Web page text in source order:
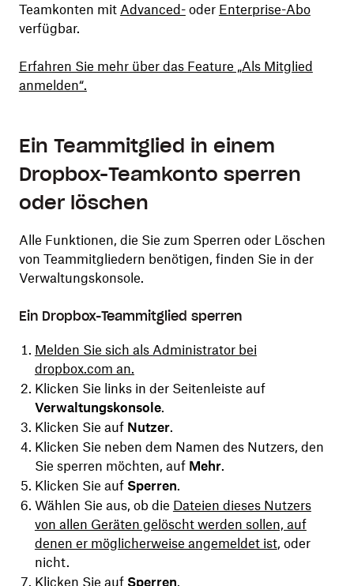
Teamkonten mit Advanced-oder Enterprise-Abo
verfügbar.
Erfahren Sie mehr über das Feature „Als Mitglied
anmelden“.
Ein Teammitglied in einem
Dropbox-Teamkonto sperren
oder löschen
Alle Funktionen, die Sie zum Sperren oder Löschen
von Teammitgliedern benötigen, finden Sie in der
Verwaltungskonsole.
Ein Dropbox-Teammitglied sperren
Melden Sie sich als Administrator bei
dropbox.com an.
Klicken Sie links in der Seitenleiste auf
Verwaltungskonsole.
Klicken Sie auf Nutzer.
Klicken Sie neben dem Namen des Nutzers, den
Sie sperren möchten, auf Mehr.
Klicken Sie auf Sperren.
Wählen Sie aus, ob die Dateien dieses Nutzers
von allen Geräten gelöscht werden sollen, auf
denen er möglicherweise angemeldet ist, oder
nicht.
Klicken Sie auf Sperren.